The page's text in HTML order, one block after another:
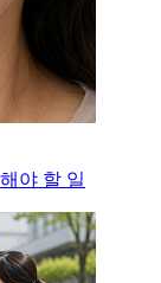
야 할 일